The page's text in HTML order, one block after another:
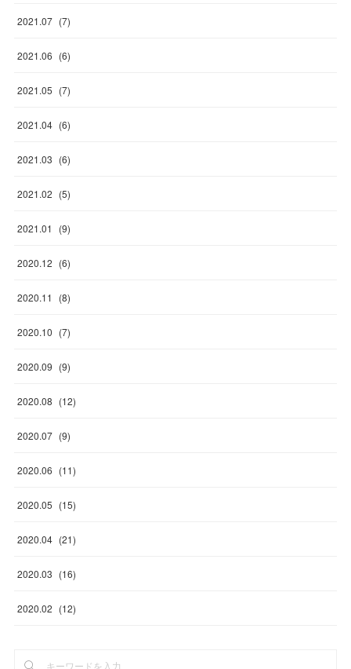
2021.07 (7)
2021.06 (6)
2021.05 (7)
2021.04 (6)
2021.03 (6)
2021.02 (5)
2021.01 (9)
2020.12 (6)
2020.11 (8)
2020.10 (7)
2020.09 (9)
2020.08 (12)
2020.07 (9)
2020.06 (11)
2020.05 (15)
2020.04 (21)
2020.03 (16)
2020.02 (12)